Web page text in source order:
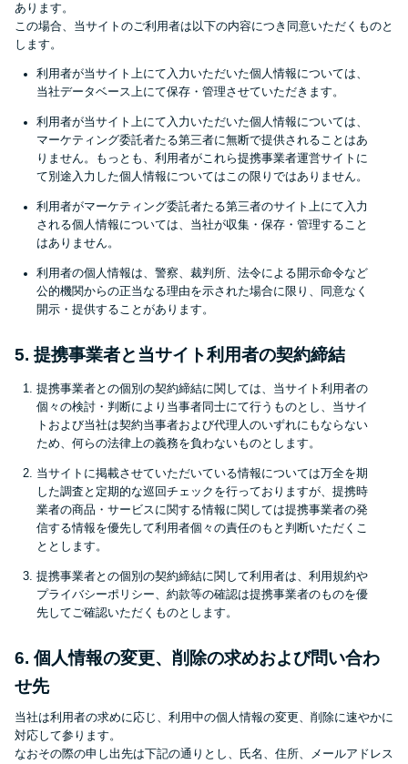
銀行カードローンを選ぶべき4つ
無利息期間を利用して利息0円で
お金を借りる3つのポイント
種類・特徴別一覧
その他コラム
今月の家賃払えない…2ヵ月目に
は解決しないと危険な理由と対
家賃払えないが強制退去は避け
たい…市役所に相談より賢い方
法2選
街金とは？絶対審査通る？借金
に悩む人へ街金をおすすめしな
質屋でお金を借りるには？年利
やシステムをカードローンと比
較
学生がお金を借りる方法があ
る？
あります。
この場合、当サイトのご利用者は以下の内容につき同意いただくものと
します。
利用者が当サイト上にて入力いただいた個人情報については、
当社データベース上にて保存・管理させていただきます。
利用者が当サイト上にて入力いただいた個人情報については、
マーケティング委託者たる第三者に無断で提供されることはあ
りません。もっとも、利用者がこれら提携事業者運営サイトに
て別途入力した個人情報についてはこの限りではありません。
利用者がマーケティング委託者たる第三者のサイト上にて入力
される個人情報については、当社が収集・保存・管理すること
はありません。
利用者の個人情報は、警察、裁判所、法令による開示命令など
公的機関からの正当なる理由を示された場合に限り、同意なく
開示・提供することがあります。
5. 提携事業者と当サイト利用者の契約締結
提携事業者との個別の契約締結に関しては、当サイト利用者の
個々の検討・判断により当事者同士にて行うものとし、当サイ
トおよび当社は契約当事者および代理人のいずれにもならない
ため、何らの法律上の義務を負わないものとします。
当サイトに掲載させていただいている情報については万全を期
した調査と定期的な巡回チェックを行っておりますが、提携時
業者の商品・サービスに関する情報に関しては提携事業者の発
信する情報を優先して利用者個々の責任のもと判断いただくこ
ととします。
提携事業者との個別の契約締結に関して利用者は、利用規約や
プライバシーポリシー、約款等の確認は提携事業者のものを優
先してご確認いただくものとします。
6. 個人情報の変更、削除の求めおよび問い合わ
せ先
当社は利用者の求めに応じ、利用中の個人情報の変更、削除に速やかに
対応して参ります。
なおその際の申し出先は下記の通りとし、氏名、住所、メールアドレス